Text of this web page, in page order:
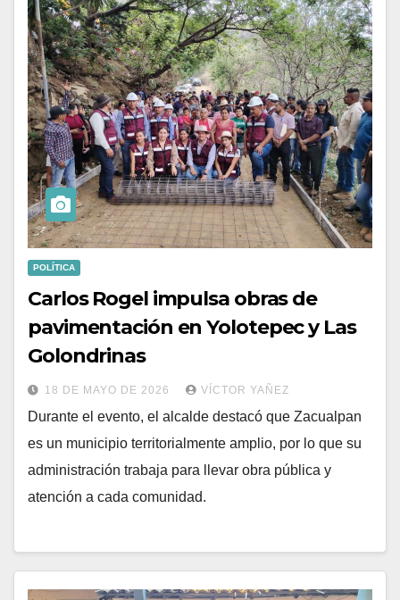
POLÍTICA
Carlos Rogel impulsa obras de
pavimentación en Yolotepec y Las
Golondrinas
18 DE MAYO DE 2026 VÍCTOR YAÑEZ
Durante el evento, el alcalde destacó que Zacualpan
es un municipio territorialmente amplio, por lo que su
administración trabaja para llevar obra pública y
atención a cada comunidad.